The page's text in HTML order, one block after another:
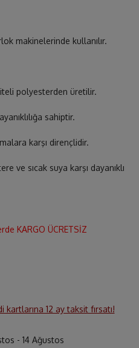
makinelerinde kullanılır.
polyesterden üretilir.
sahiptir.
karşı dirençlidir.
ve sıcak suya karşı dayanıklı
KARGO ÜCRETSİZ
12 ay taksit fırsatı!
- 14 Ağustos